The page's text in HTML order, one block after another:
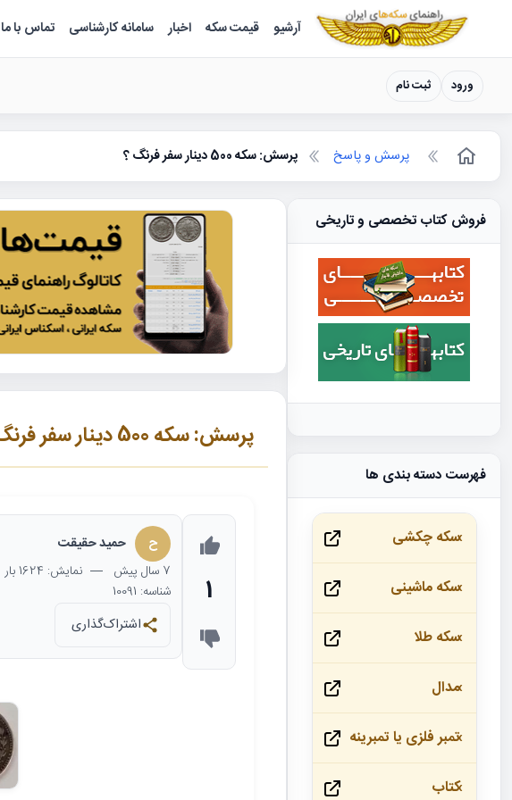
سکه ها ؛ راهنمای سکه شناسی
آرشیو قیمت سکه اخبار سامانه کارشناسی تماس با ما
ورود ثبت نام
پرسش و پاسخ پرسش: سکه 500 دینار سفر فرنگ ؟
پرسش: سکه 500 دینار سفر فرنگ ؟
1
ح حمید حقیقت
7 سال پیش — نمایش: 1624 بار
شناسه: 10091
اشتراک‌گذاری
فروش کتاب تخصصی و تاریخی
فهرست دسته بندی ها
سکه چکشی
سکه ماشینی
سکه طلا
مدال
تمبر فلزی یا تمبرینه
کتاب